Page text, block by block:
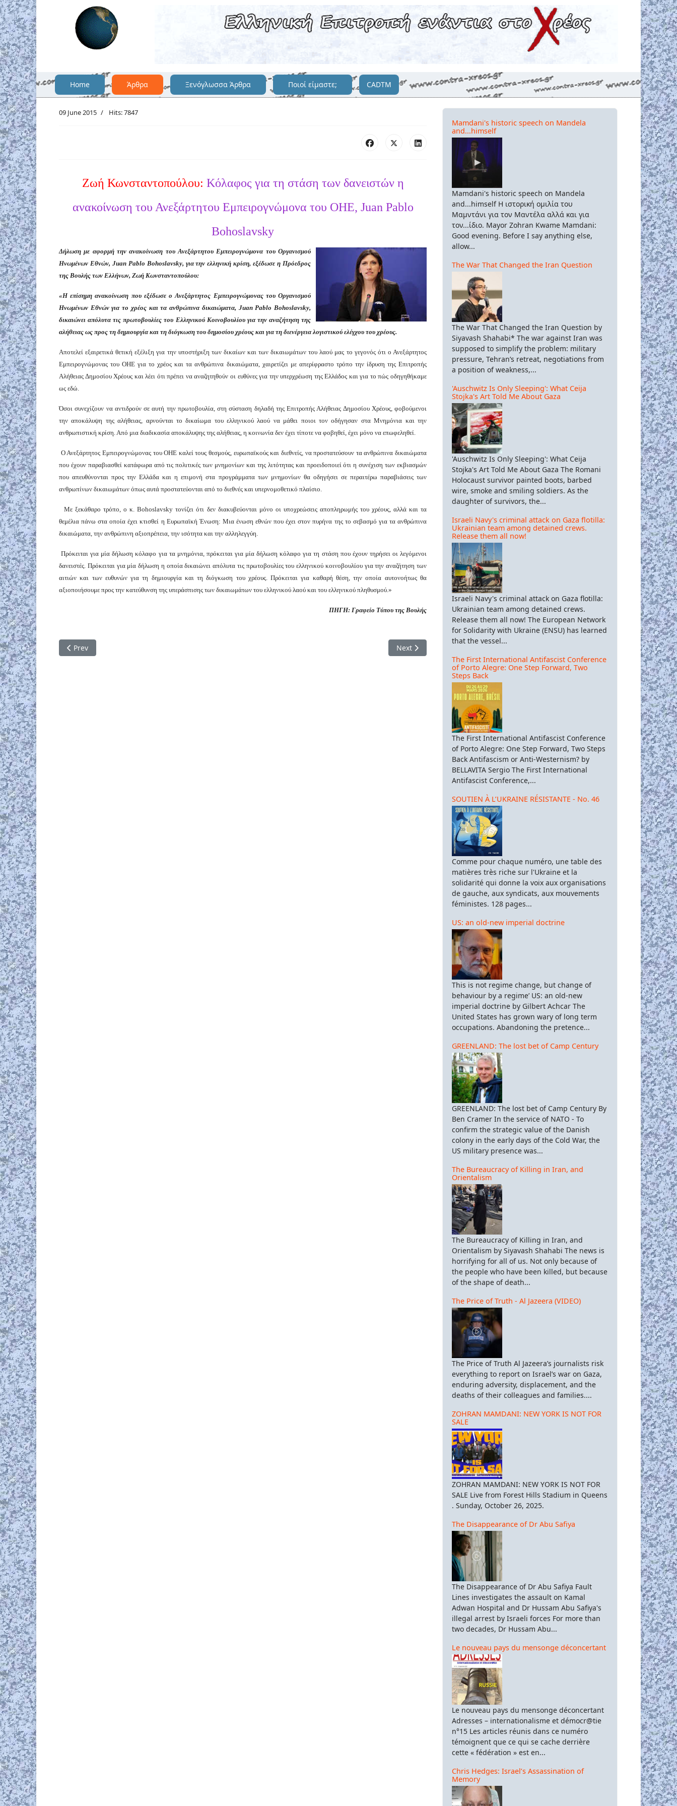
Home Άρθρα Ξενόγλωσσα Άρθρα Ποιοί είμαστε; CADTM
09 June 2015 Hits: 7847
Ζωή Κωνσταντοπούλου: Κόλαφος για τη στάση των δανειστών η
ανακοίνωση του Ανεξάρτητου Εμπειρογνώμονα του ΟΗΕ, Juan Pablo
Bohoslavsky
Δήλωση με αφορμή την ανακοίνωση του Ανεξάρτητου Εμπειρογνώμονα του Οργανισμού
Ηνωμένων Εθνών, Juan Pablo Bohoslavsky, για την ελληνική κρίση, εξέδωσε η Πρόεδρος
της Βουλής των Ελλήνων, Ζωή Κωνσταντοπούλου:
«Η επίσημη ανακοίνωση που εξέδωσε ο Ανεξάρτητος Εμπειρογνώμονας του Οργανισμού
Ηνωμένων Εθνών για το χρέος και τα ανθρώπινα δικαιώματα, Juan Pablo Bohoslavsky,
δικαιώνει απόλυτα τις πρωτοβουλίες του Ελληνικού Κοινοβουλίου για την αναζήτηση της
αλήθειας ως προς τη δημιουργία και τη διόγκωση του δημοσίου χρέους και για τη διενέργεια λογιστικού ελέγχου του χρέους.
Αποτελεί εξαιρετικά θετική εξέλιξη για την υποστήριξη των δικαίων και των δικαιωμάτων του λαού μας το γεγονός ότι ο Ανεξάρτητος
Εμπειρογνώμονας του ΟΗΕ για το χρέος και τα ανθρώπινα δικαιώματα, χαιρετίζει με απερίφραστο τρόπο την ίδρυση της Επιτροπής
Αλήθειας Δημοσίου Χρέους και λέει ότι πρέπει να αναζητηθούν οι ευθύνες για την υπερχρέωση της Ελλάδος και για το πώς οδηγηθήκαμε
ως εδώ.
Όσοι συνεχίζουν να αντιδρούν σε αυτή την πρωτοβουλία, στη σύσταση δηλαδή της Επιτροπής Αλήθειας Δημοσίου Χρέους, φοβούμενοι
την αποκάλυψη της αλήθειας, αρνούνται το δικαίωμα του ελληνικού λαού να μάθει ποιοι τον οδήγησαν στα Μνημόνια και την
ανθρωπιστική κρίση. Από μια διαδικασία αποκάλυψης της αλήθειας, η κοινωνία δεν έχει τίποτε να φοβηθεί, έχει μόνο να επωφεληθεί.
Ο Ανεξάρτητος Εμπειρογνώμονας του ΟΗΕ καλεί τους θεσμούς, ευρωπαϊκούς και διεθνείς, να προστατεύσουν τα ανθρώπινα δικαιώματα
που έχουν παραβιασθεί κατάφωρα από τις πολιτικές των μνημονίων και της λιτότητας και προειδοποιεί ότι η συνέχιση των εκβιασμών
που απευθύνονται προς την Ελλάδα και η επιμονή στα προγράμματα των μνημονίων θα οδηγήσει σε περαιτέρω παραβιάσεις των
ανθρωπίνων δικαιωμάτων όπως αυτά προστατεύονται από το διεθνές και υπερνομοθετικό πλαίσιο.
Με ξεκάθαρο τρόπο, ο κ. Bohoslavsky τονίζει ότι δεν διακυβεύονται μόνο οι υποχρεώσεις αποπληρωμής του χρέους, αλλά και τα
θεμέλια πάνω στα οποία έχει κτισθεί η Ευρωπαϊκή Ένωση: Μια ένωση εθνών που έχει στον πυρήνα της το σεβασμό για τα ανθρώπινα
δικαιώματα, την ανθρώπινη αξιοπρέπεια, την ισότητα και την αλληλεγγύη.
Πρόκειται για μία δήλωση κόλαφο για τα μνημόνια, πρόκειται για μία δήλωση κόλαφο για τη στάση που έχουν τηρήσει οι λεγόμενοι
δανειστές. Πρόκειται για μία δήλωση η οποία δικαιώνει απόλυτα τις πρωτοβουλίες του ελληνικού κοινοβουλίου για την αναζήτηση των
αιτιών και των ευθυνών για τη δημιουργία και τη διόγκωση του χρέους. Πρόκειται για καθαρή θέση, την οποία αυτονοήτως θα
αξιοποιήσουμε προς την κατεύθυνση της υπεράσπισης των δικαιωμάτων του ελληνικού λαού και του ελληνικού πληθυσμού.»
ΠΗΓΗ: Γραφείο Τύπου της Βουλής
Previous article: «Καμία επιβράδυνση» στην παγκόσμια θέρμανση
Prev Next article: O Ανεξάρτητος Εμπειρογνώμονας του ΟΗΕ Juan Pablo Bohoslavsky
Next
Mamdani's historic speech on Mandela
and...himself
Mamdani's historic speech on Mandela
and...himself Η ιστορική ομιλία του
Μαμντάνι για τον Μαντέλα αλλά και για
τον...ίδιο. Mayor Zohran Kwame Mamdani:
Good evening. Before I say anything else,
allow...
The War That Changed the Iran Question
The War That Changed the Iran Question by
Siyavash Shahabi* The war against Iran was
supposed to simplify the problem: military
pressure, Tehran’s retreat, negotiations from
a position of weakness,...
'Auschwitz Is Only Sleeping': What Ceija
Stojka's Art Told Me About Gaza
'Auschwitz Is Only Sleeping': What Ceija
Stojka's Art Told Me About Gaza The Romani
Holocaust survivor painted boots, barbed
wire, smoke and smiling soldiers. As the
daughter of survivors, the...
Israeli Navy's criminal attack on Gaza flotilla:
Ukrainian team among detained crews.
Release them all now!
Israeli Navy's criminal attack on Gaza flotilla:
Ukrainian team among detained crews.
Release them all now! The European Network
for Solidarity with Ukraine (ENSU) has learned
that the vessel...
The First International Antifascist Conference
of Porto Alegre: One Step Forward, Two
Steps Back
The First International Antifascist Conference
of Porto Alegre: One Step Forward, Two Steps
Back Antifascism or Anti-Westernism? by
BELLAVITA Sergio The First International
Antifascist Conference,...
SOUTIEN À L’UKRAINE RÉSISTANTE - No. 46
Comme pour chaque numéro, une table des
matières très riche sur l'Ukraine et la
solidarité qui donne la voix aux organisations
de gauche, aux syndicats, aux mouvements
féministes. 128 pages...
US: an old-new imperial doctrine
This is not regime change, but change of
behaviour by a regime’ US: an old-new
imperial doctrine by Gilbert Achcar The
United States has grown wary of long term
occupations. Abandoning the pretence...
GREENLAND: The lost bet of Camp Century
GREENLAND: The lost bet of Camp Century By
Ben Cramer In the service of NATO - To
confirm the strategic value of the Danish
colony in the early days of the Cold War, the
US military presence was...
The Bureaucracy of Killing in Iran, and
Orientalism
The Bureaucracy of Killing in Iran, and
Orientalism by Siyavash Shahabi The news is
horrifying for all of us. Not only because of
the people who have been killed, but because
of the shape of death...
The Price of Truth - Al Jazeera (VIDEO)
The Price of Truth Al Jazeera’s journalists risk
everything to report on Israel’s war on Gaza,
enduring adversity, displacement, and the
deaths of their colleagues and families....
ZOHRAN MAMDANI: NEW YORK IS NOT FOR
SALE
ZOHRAN MAMDANI: NEW YORK IS NOT FOR
SALE Live from Forest Hills Stadium in Queens
. Sunday, October 26, 2025.
The Disappearance of Dr Abu Safiya
The Disappearance of Dr Abu Safiya Fault
Lines investigates the assault on Kamal
Adwan Hospital and Dr Hussam Abu Safiya's
illegal arrest by Israeli forces For more than
two decades, Dr Hussam Abu...
Le nouveau pays du mensonge déconcertant
Le nouveau pays du mensonge déconcertant
Adresses – internationalisme et démocr@tie
n°15 Les articles réunis dans ce numéro
témoignent que ce qui se cache derrière
cette « fédération » est en...
Chris Hedges: Israel’s Assassination of
Memory